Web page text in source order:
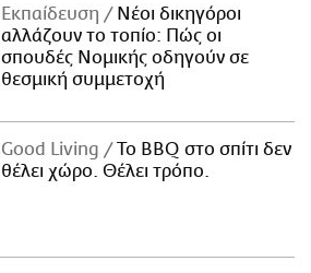
Εκπαίδευση
Νέοι δικηγόροι
αλλάζουν το τοπίο: Πώς οι
σπουδές Νομικής οδηγούν σε
θεσμική συμμετοχή
Good Living
Το BBQ στο σπίτι δεν
θέλει χώρο. Θέλει τρόπο.